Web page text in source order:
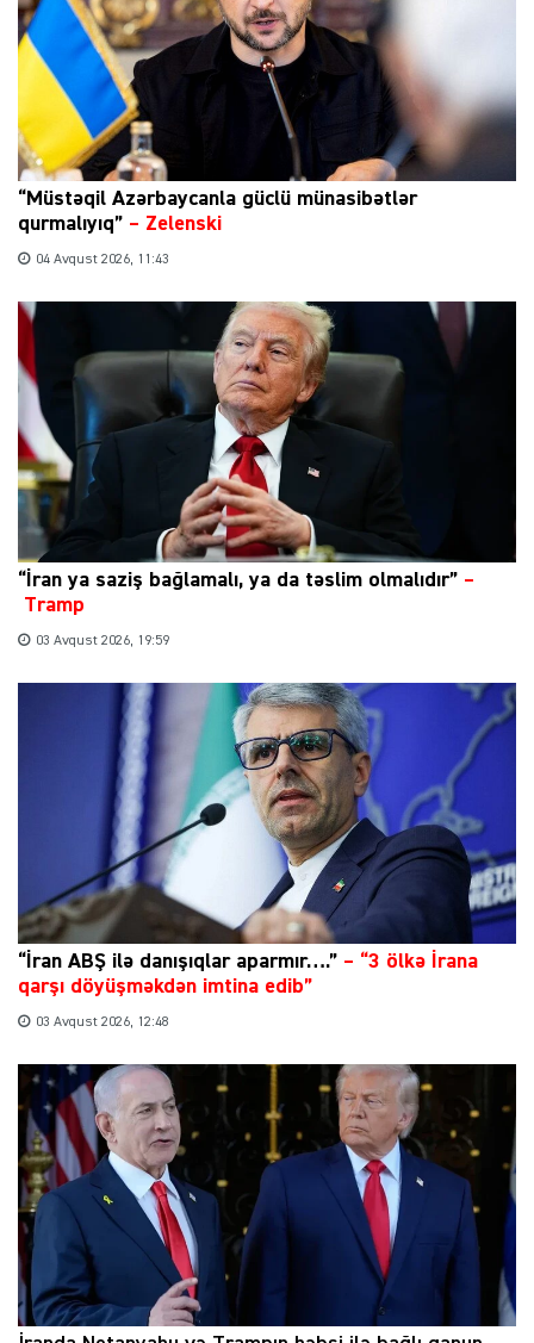
“Müstəqil Azərbaycanla güclü münasibətlər
qurmalıyıq” – Zelenski
04 Avqust 2026, 11:43
“İran ya saziş bağlamalı, ya da təslim olmalıdır” –
Tramp
03 Avqust 2026, 19:59
“İran ABŞ ilə danışıqlar aparmır….” – “3 ölkə İrana
qarşı döyüşməkdən imtina edib”
03 Avqust 2026, 12:48